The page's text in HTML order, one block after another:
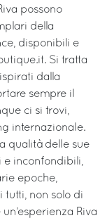
possono
della
disponibili e
Si tratta
dalla
sempre il
ci si trovi,
internazionale.
qualità delle sue
e inconfondibili,
epoche,
tutti, non solo di
Riva